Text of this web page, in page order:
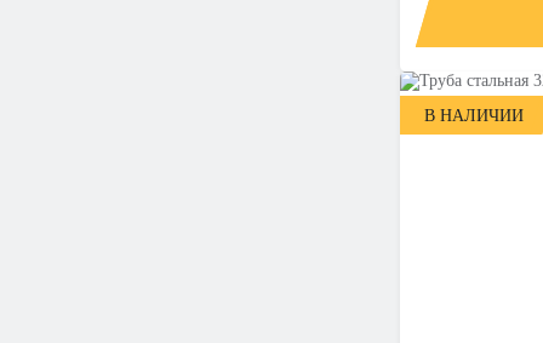
В НАЛИЧИИ